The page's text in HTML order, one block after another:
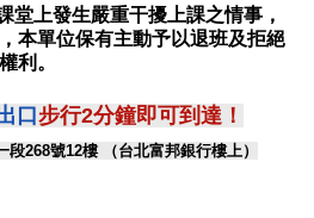
堂上發生嚴重干擾上課之情事，
本單位保有主動予以退班及拒絕
利。
口步行2分鐘即可到達！
段268號12樓
（台北富邦銀行樓上）